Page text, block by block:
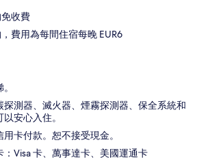
收費
費用為每間住宿每晚 EUR6
探測器、滅火器、煙霧探測器、保全系統和
安心入住。
卡付款。恕不接受現金。
Visa 卡、萬事達卡、美國運通卡